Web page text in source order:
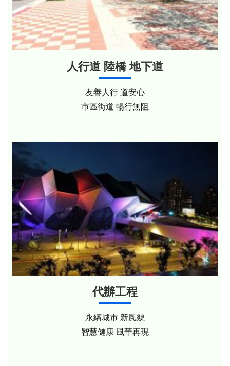
人行道 陸橋 地下道
友善人行 道安心
市區街道 暢行無阻
代辦工程
永續城市 新風貌
智慧健康 風華再現